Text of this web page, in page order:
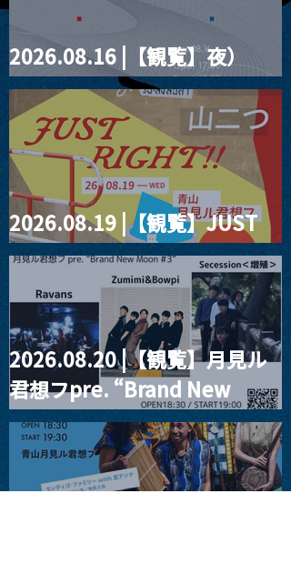
2026.08.16 |【観覧】夜）
four dots vol.2
2026.08.19 |【観覧】JUST
RIGHT!! vol.27
2026.08.20 |【観覧】月見ル
君想フpre. “Brand New
Moon #3”